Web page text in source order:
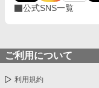
公式SNS一覧
ご利用について
利用規約